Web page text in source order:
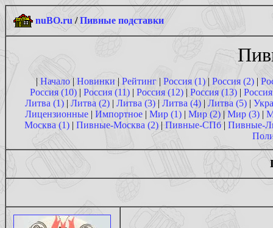
nuBO.ru /Пивные подставки
|Начало| Новинки| Рейтинг| Россия (1)| Россия (2)|
Россия (10)| Россия (11) | Россия (12)| Россия (13) |
Литва (1) | Литва (2) | Литва (3) | Литва (4) | Литва (5) |
Лицензионные | Импортное | Мир (1) | Мир (2) |Мир (3) |
Москва (1) | Пивные-Москва (2) | Пивные-СПб| Пивные-